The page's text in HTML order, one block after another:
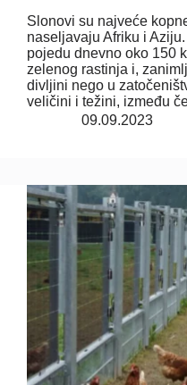
Slonovi su najveće
naseljavaju Afriku i
pojedu dnevno oko 150
zelenog rastinja i,
divljini nego u
veličini i težini, između
09.09.2023